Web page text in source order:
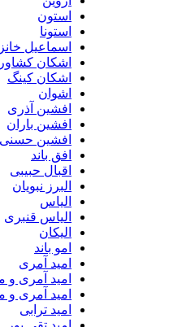
استون
استونا
اسماعیل خانزاده
اشکان کشاورز
اشکان کینگ
اشوان
افشین آذری
افشین باران
افشین حسنی
افق باند
اقبال حبیبی
البرز نبویان
الیاس
الیاس قنبرى
الیکان
امو باند
امید آمری
امید آمری و
امید آمری و مهدی
امید ترابی